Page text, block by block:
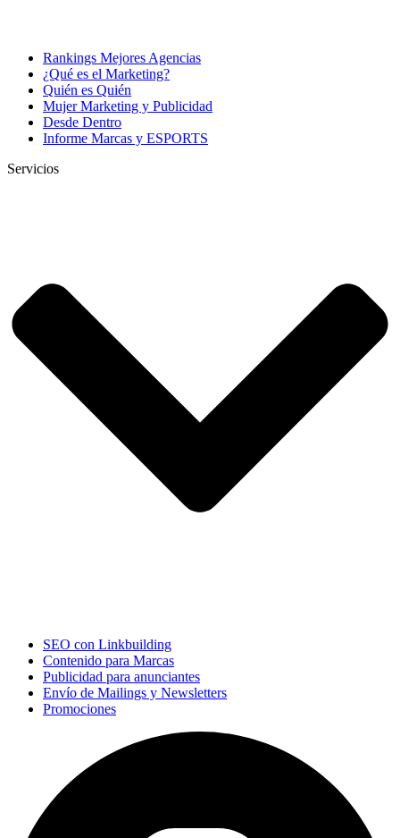
Rankings Mejores Agencias
¿Qué es el Marketing?
Quién es Quién
Mujer Marketing y Publicidad
Desde Dentro
Informe Marcas y ESPORTS
Servicios
SEO con Linkbuilding
Contenido para Marcas
Publicidad para anunciantes
Envío de Mailings y Newsletters
Promociones